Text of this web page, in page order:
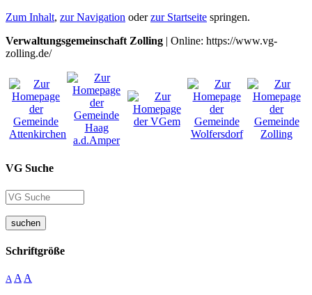
Zum Inhalt, zur Navigation oderzur Startseite springen.
Verwaltungsgemeinschaft Zolling | Online: https://www.vg-
zolling.de/
VG Suche
suchen
Schriftgröße
A A A